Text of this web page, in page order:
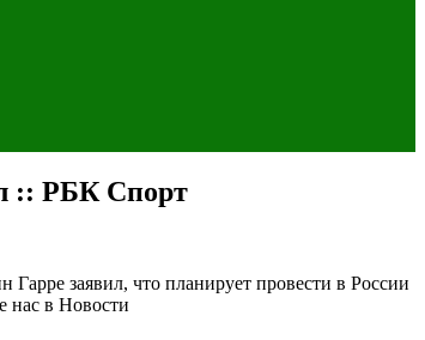
:: РБК Спорт
заявил, что планирует провести в России
нас в Новости